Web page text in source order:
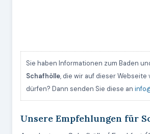
Sie haben Informationen zum Baden
Schafhölle, die wir auf dieser
dürfen? Dann senden Sie diese an
Unsere Empfehlungen für